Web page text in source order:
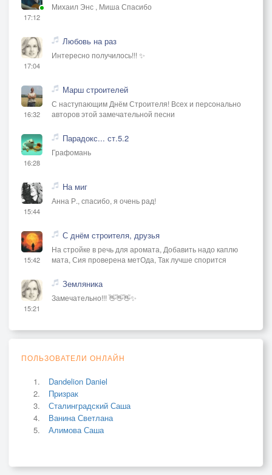
17:12
Михаил Энс , Миша Спасибо
17:04
Любовь на раз
Интересно получилось!!! ✨
16:32
Марш строителей
С наступающим Днём Строителя! Всех и персонально
авторов этой замечательной песни
16:28
Парадокс... ст.5.2
Графомань
15:44
На миг
Анна Р., спасибо, я очень рад!
15:42
С днём строителя, друзья
На стройке в речь для аромата, Добавить надо каплю
мата, Сия проверена метОда, Так лучше спорится
15:21
Земляника
Замечательно!!! 👋👋👋✨
ПОЛЬЗОВАТЕЛИ ОНЛАЙН
Dandelion Daniel
Призрак
Сталинградский Саша
Ванина Светлана
Алимова Саша